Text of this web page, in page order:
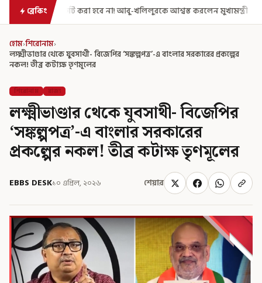
ব্রেকিং
করা হবে না! আবু-খলিলুরকে আশ্বস্ত করলেন মুখ্যমন্ত্রী এগিয়ে গেল আরও
হোম›শিরোনাম›
লক্ষ্মীভাণ্ডার থেকে যুবসাথী- বিজেপির ‘সঙ্কল্পপত্র’-এ বাংলার সরকারের প্রকল্পের
নকল! তীব্র কটাক্ষ তৃণমূলের
শিরোনাম রাজ্য
লক্ষ্মীভাণ্ডার থেকে যুবসাথী- বিজেপির
‘সঙ্কল্পপত্র’-এ বাংলার সরকারের
প্রকল্পের নকল! তীব্র কটাক্ষ তৃণমূলের
EBBS DESK১০ এপ্রিল, ২০২৬ শেয়ার